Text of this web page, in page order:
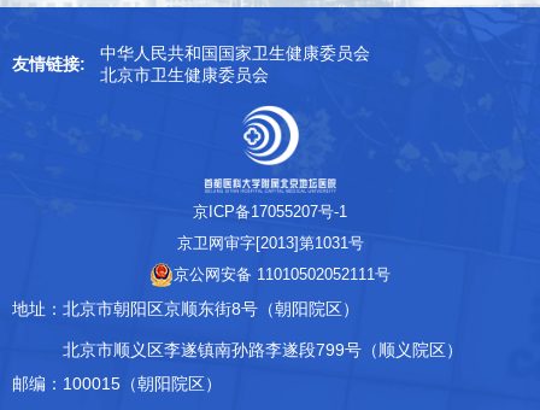
友情链接:
中华人民共和国国家卫生健康委员会
北京市卫生健康委员会
京ICP备17055207号-1
京卫网审字[2013]第1031号
京公网安备 11010502052111号
地址： 北京市朝阳区京顺东街8号（朝阳院区）
北京市顺义区李遂镇南孙路李遂段799号（顺义院区）
邮编： 100015（朝阳院区）